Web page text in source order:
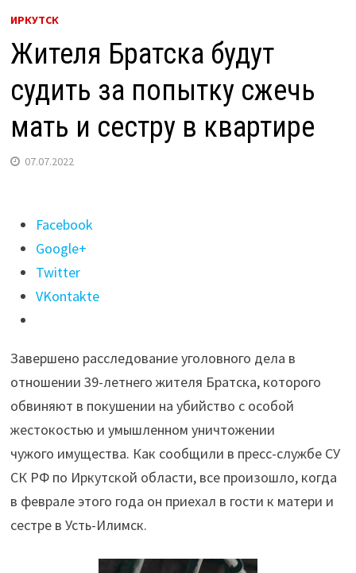
ИРКУТСК
Жителя Братска будут
судить за попытку сжечь
мать и сестру в квартире
07.07.2022
Поделиться
"Жителя
Братска
будут
судить
попытку
сжечь
мать
и
сестру
в
квартире"
Facebook
Google+
Twitter
VKontakte
Завершено расследование уголовного дела в
отношении 39-летнего жителя Братска, которого
обвиняют в покушении на убийство с особой
жестокостью и умышленном уничтожении
чужого имущества. Как сообщили в пресс-службе СУ
СК РФ по Иркутской области, все произошло, когда
в феврале этого года он приехал в гости к матери и
сестре в Усть-Илимск.